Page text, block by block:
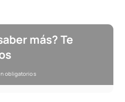
más? Te
obligatorios